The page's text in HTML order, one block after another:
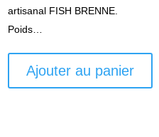
artisanal FISH BRENNE.
Poids…
Ajouter au panier